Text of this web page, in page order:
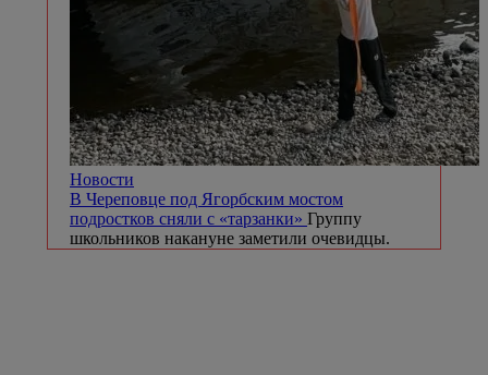
Новости
В Череповце под Ягорбским мостом
подростков сняли с «тарзанки» Группу
школьников накануне заметили очевидцы.